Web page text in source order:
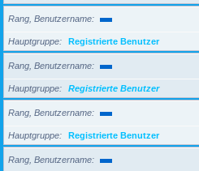
Rang, Benutzername
Hauptgruppe Registrierte Benutzer
Rang, Benutzername
Hauptgruppe Registrierte Benutzer
Rang, Benutzername
Hauptgruppe Registrierte Benutzer
Rang, Benutzername